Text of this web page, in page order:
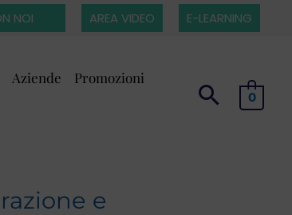
NOI AREA VIDEO E-LEARNING
Aziende Promozioni
0
e